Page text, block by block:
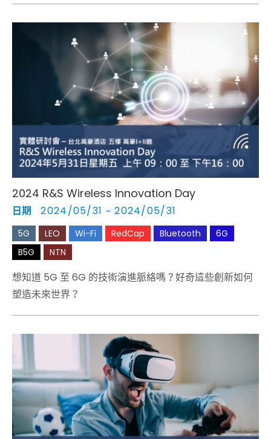
2024 R&S Wireless Innovation Day
日期 2024/05/31 ~ 2024/05/31
5G LEO Wi-Fi RedCap Bluetooth
6G
B5G
NTN
想知道 5G 至 6G 的技術演進脈絡嗎？好奇這些創新如何
塑造未來世界？